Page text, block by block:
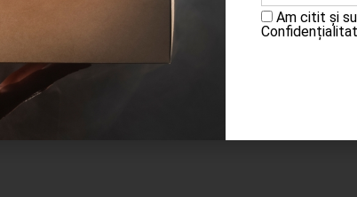
Completează
Am citit și